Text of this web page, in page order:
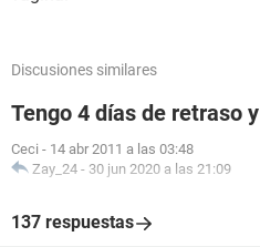
Discusiones similares
Tengo 4 días de retraso
Ceci - 14 abr 2011 a las 03:48
Zay_24 - 30 jun 2020 a las 21:09
137 respuestas